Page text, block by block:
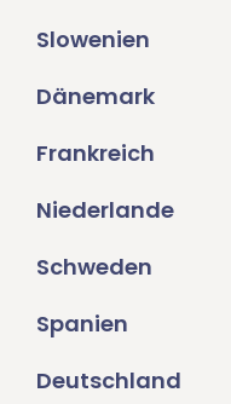
Slowenien
Dänemark
Frankreich
Niederlande
Schweden
Spanien
Deutschland